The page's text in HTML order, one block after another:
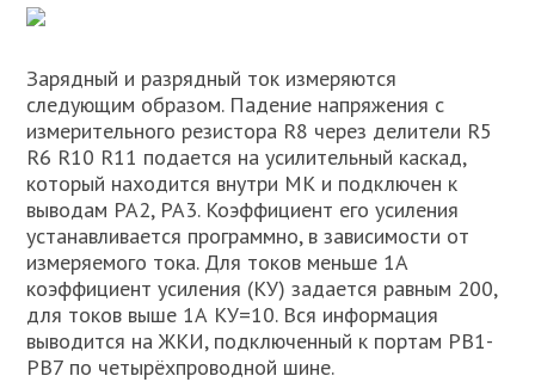
Зарядный и разрядный ток измеряются
следующим образом. Падение напряжения с
измерительного резистора R8 через делители R5
R6 R10 R11 подается на усилительный каскад,
который находится внутри МК и подключен к
выводам PA2, PA3. Коэффициент его усиления
устанавливается программно, в зависимости от
измеряемого тока. Для токов меньше 1А
коэффициент усиления (КУ) задается равным 200,
для токов выше 1А КУ=10. Вся информация
выводится на ЖКИ, подключенный к портам РВ1-
РВ7 по четырёхпроводной шине.